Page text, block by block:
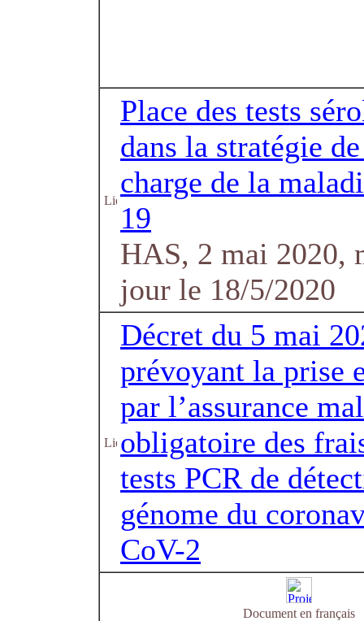
Place des tests
dans la stratégie
charge de la
19
HAS, 2 mai 2020,
jour le 18/5/2020
Décret du 5 mai
prévoyant la prise
par l’assurance
obligatoire des
tests PCR de
génome du
CoV-2
Document en français